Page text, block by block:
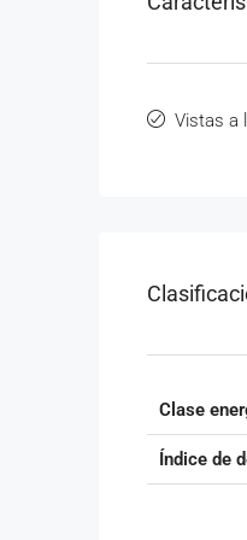
Vistas a
Clase
Índice de